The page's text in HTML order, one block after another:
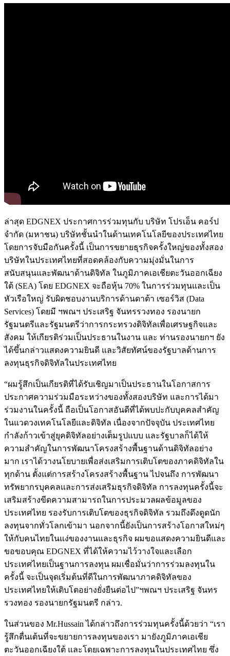
ล่าสุด EDGNEX ประกาศการร่วมทุนกับ บริษัท โปรเอ็น คอร์ป
จำกัด (มหาชน) บริษัทชั้นนำในด้านเทคโนโลยีของประเทศไทย
โดยการจับมือกันครั้งนี้ เป็นการขยายธุรกิจครั้งใหญ่ของทั้งสอง
บริษัทในประเทศไทยที่สอดคล้องกับความมุ่งมั่นในการ
สนับสนุนและพัฒนาด้านดิจิทัล ในภูมิภาคเอเชียตะวันออกเฉียง
ใต้ (SEA) โดย EDGNEX จะถือหุ้น 70% ในการร่วมทุนและเป็น
หัวเรือใหญ่ รับผิดชอบงานบริการด้านดาต้า เซอร์วิส (Data
Services) โดยมี ฯพณฯ ประเสริฐ จันทรรวงทอง รองนายก
รัฐมนตรีและรัฐมนตรีว่าการกระทรวงดิจิทัลเพื่อเศรษฐกิจและ
สังคม ให้เกียรติร่วมเป็นประธานในงาน และ ท่านรองนายกฯ ยัง
ได้ขึ้นกล่าวแสดงความยินดี และวิสัยทัศน์ของรัฐบาลด้านการ
ลงทุนธุรกิจดิจิทัลในประเทศไทย
“ผมรู้สึกเป็นเกียรติที่ได้รับเชิญมาเป็นประธานในโอกาสการ
ประกาศความร่วมมือระหว่างของทั้งสองบริษัท และการได้มา
ร่วมงานในครั้งนี้ ถือเป็นโอกาสอันดีที่ได้พบปะกับบุคคลสำคัญ
ในแวดวงเทคโนโลยีและดิจิทัล เนื่องจากปัจจุบัน ประเทศไทย
กำลังก้าวเข้าสู่ยุคดิจิทัลอย่างเต็มรูปแบบ และรัฐบาลก็ได้ให้
ความสำคัญในการพัฒนาโครงสร้างพื้นฐานด้านดิจิทัลอย่าง
มาก เราได้วางนโยบายเพื่อส่งเสริมการเติบโตของภาคดิจิทัลใน
ทุกด้าน ตั้งแต่การสร้างโครงสร้างพื้นฐาน ไปจนถึง การพัฒนา
ทรัพยากรบุคคลและการส่งเสริมธุรกิจดิจิทัล การลงทุนครั้งนี้จะ
เสริมสร้างขีดความสามารถในการประมวลผลข้อมูลของ
ประเทศไทย รองรับการเติบโตของธุรกิจดิจิทัล รวมถึงดึงดูดนัก
ลงทุนจากทั่วโลกเข้ามา นอกจากนี้ยังเป็นการสร้างโอกาสใหม่ๆ
ให้กับคนไทยในแง่ของงานและธุรกิจ ผมขอแสดงความยินดีและ
ขอขอบคุณ EDGNEX ที่ได้ให้ความไว้วางใจและเลือก
ประเทศไทยเป็นฐานการลงทุน ผมเชื่อมั่นว่าการร่วมลงทุนใน
ครั้งนี้ จะเป็นจุดเริ่มต้นที่ดีในการพัฒนาภาคดิจิทัลของ
ประเทศไทยให้เติบโตอย่างยั่งยืนต่อไป”ฯพณฯ ประเสริฐ จันทร
รวงทอง รองนายกรัฐมนตรี กล่าว.
ในส่วนของ Mr.Hussain ได้กล่าวถึงการร่วมทุนครั้งนี้ด้วยว่า “เรา
รู้สึกตื่นเต้นที่จะขยายการลงทุนของเรา มายังภูมิภาคเอเชีย
ตะวันออกเฉียงใต้ และโดยเฉพาะการลงทุนในประเทศไทย ซึ่ง